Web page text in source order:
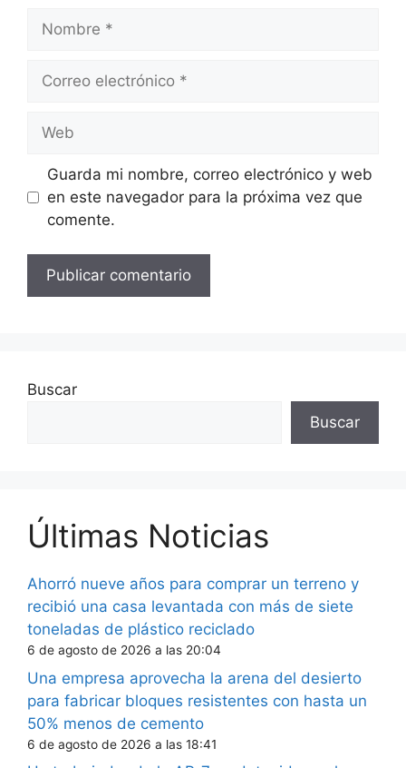
electrónico
Guarda mi nombre, correo electrónico y web
en este navegador para la próxima vez que
comente.
Buscar
Buscar
Últimas Noticias
Ahorró nueve años para comprar un terreno y
recibió una casa levantada con más de siete
toneladas de plástico reciclado
6 de agosto de 2026 a las 20:04
Una empresa aprovecha la arena del desierto
para fabricar bloques resistentes con hasta un
50% menos de cemento
6 de agosto de 2026 a las 18:41